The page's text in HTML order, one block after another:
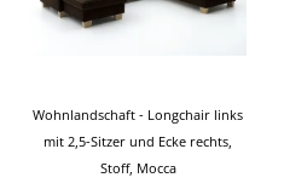
Wohnlandschaft - Longchair links
mit 2,5-Sitzer und Ecke rechts,
Stoff, Mocca